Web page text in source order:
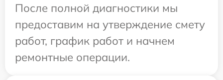
После полной диагностики мы
предоставим на утверждение смету
работ, график работ и начнем
ремонтные операции.